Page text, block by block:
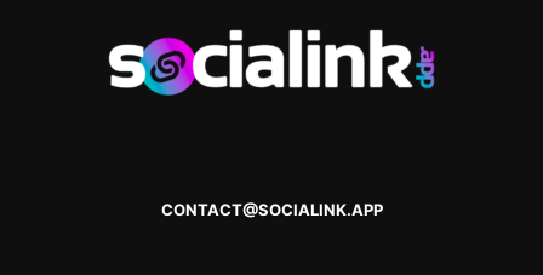
CONTACT@SOCIALINK.APP